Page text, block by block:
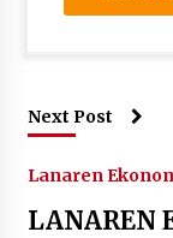
Next Post
Lanaren
LANAREN